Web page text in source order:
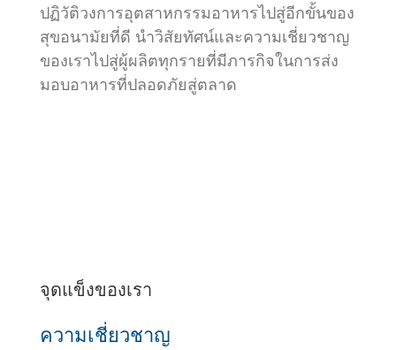
ปฏิวัติวงการอุตสาหกรรมอาหารไปสู่อีกขั้นของ
สุขอนามัยที่ดี นำวิสัยทัศน์และความเชี่ยวชาญ
ของเราไปสู่ผู้ผลิตทุกรายที่มีภารกิจในการส่ง
มอบอาหารที่ปลอดภัยสู่ตลาด
จุดแข็งของเรา
ความเชี่ยวชาญ